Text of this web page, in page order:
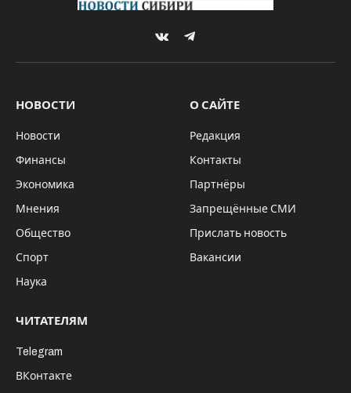
VKontakteTelegram
НОВОСТИ
Новости
Финансы
Экономика
Мнения
Общество
Спорт
Наука
О САЙТЕ
Редакция
Контакты
Партнёры
Запрещённые СМИ
Прислать новость
Вакансии
ЧИТАТЕЛЯМ
Telegram
ВКонтакте